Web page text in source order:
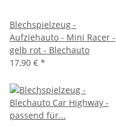
Blechspielzeug -
Aufziehauto - Mini Racer -
gelb rot - Blechauto
17,90 € *